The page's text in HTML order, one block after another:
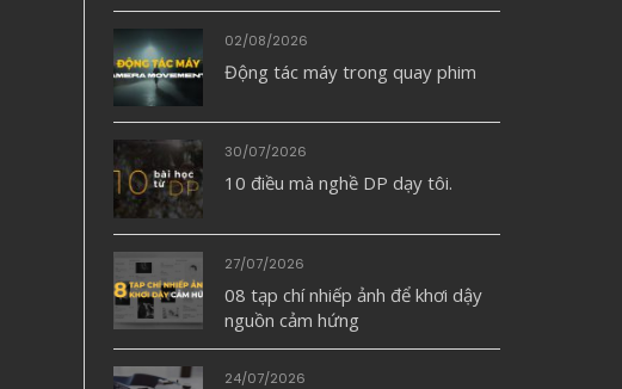
02/08/2026
Động tác máy trong quay phim
30/07/2026
10 điều mà nghề DP dạy tôi.
27/07/2026
08 tạp chí nhiếp ảnh để khơi dậy
nguồn cảm hứng
24/07/2026